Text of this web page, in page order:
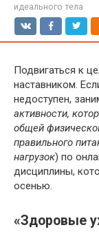
идеального тела
Подвигаться к
наставником.
недоступен,
активности,
общей
правильного
нагрузок) по
дисциплины,
осенью.
«Здоровые